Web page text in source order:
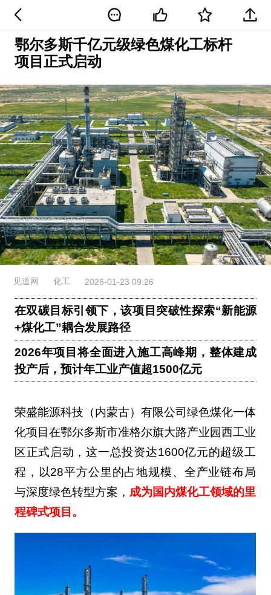
鄂尔多斯千亿元级绿色煤化工标杆
项目正式启动
见道网 化工 2026-01-23 09:26
在双碳目标引领下，该项目突破性探索“新能源
+煤化工”耦合发展路径
2026年项目将全面进入施工高峰期，整体建成
投产后，预计年工业产值超1500亿元
荣盛能源科技（内蒙古）有限公司绿色煤化一体
化项目在鄂尔多斯市准格尔旗大路产业园西工业
区正式启动，这一总投资达1600亿元的超级工
程，以28平方公里的占地规模、全产业链布局
与深度绿色转型方案， 成为国内煤化工领域的里
程碑式项目。